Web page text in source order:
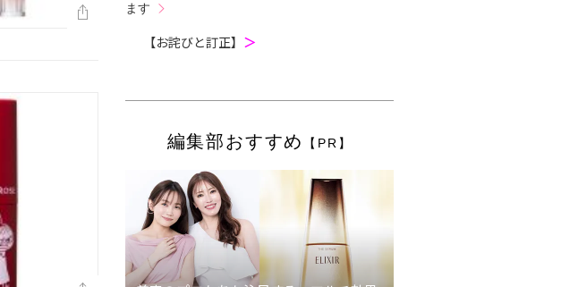
ます
【お詫びと訂正】 ＞
編集部おすすめ 【PR】